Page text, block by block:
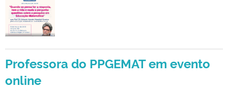
Professora do PPGEMAT em evento
online